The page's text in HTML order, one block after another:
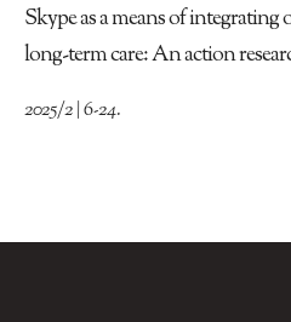
Skype as a means of integrating
long-term care: An action
2025/2 | 6-24.